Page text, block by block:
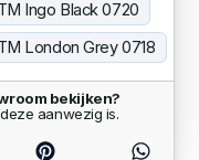
Ingo Black 0720
London Grey 0718
bekijken?
aanwezig is.